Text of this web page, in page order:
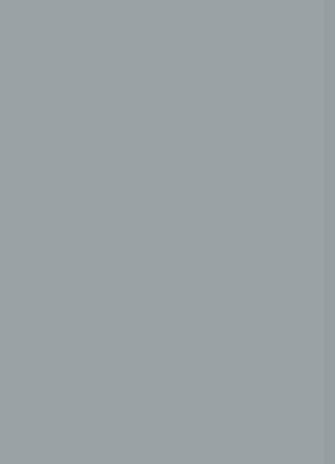
ist die Verarbeitung
Daten in einer Weise,
zusätzlicher
Person zugeordnet werden
gesondert aufbewahrt
Maßnahmen unterliegen,
Person zugewiesen werden.